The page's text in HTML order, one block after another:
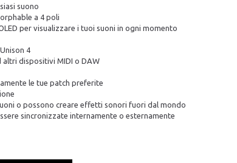
suono
a 4 poli
per visualizzare i tuoi suoni in ogni momento
4
altri dispositivi MIDI o DAW
le tue patch preferite
o possono creare effetti sonori fuori dal mondo
sincronizzate internamente o esternamente